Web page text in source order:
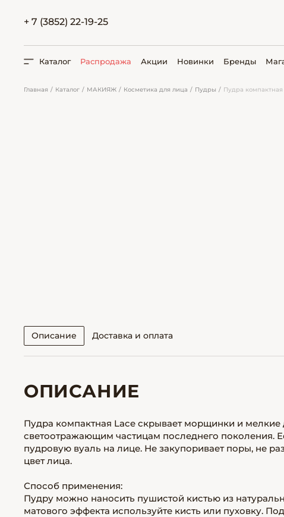
+ 7 (3852) 22-19-25
Каталог Распродажа Акции Новинки Бренды
Главная Каталог МАКИЯЖ Косметика для лица Пудры Пудра
Описание Доставка и оплата
ОПИСАНИЕ
Пудра компактная Lace скрывает морщинки и
светоотражающим частицам последнего поколения.
пудровую вуаль на лице. Не закупоривает поры, не
цвет лица.
Способ применения:
Пудру можно наносить пушистой кистью из
матового эффекта используйте кисть или пуховку.